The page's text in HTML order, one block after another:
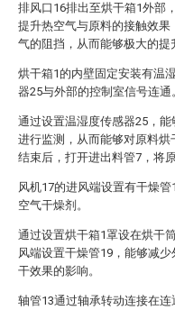
排风口16排出至烘干箱1外部
提升热空气与原料的接触效
气的阻挡，从而能够极大的提
烘干箱1的内壁固定安装有温
器25与外部的控制室信号连通
通过设置温湿度传感器25，
进行监测，从而能够对原料
结束后，打开进出料管7，将
风机17的进风端设置有干燥
空气干燥剂。
通过设置烘干箱1罩设在烘干
风端设置干燥管19，能够减
干效果的影响。
轴管13通过轴承转动连接在连